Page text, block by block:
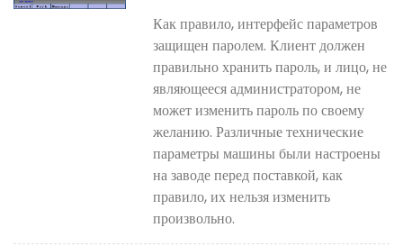
Как правило, интерфейс параметров
защищен паролем. Клиент должен
правильно хранить пароль, и лицо, не
являющееся администратором, не
может изменить пароль по своему
желанию. Различные технические
параметры машины были настроены
на заводе перед поставкой, как
правило, их нельзя изменить
произвольно.